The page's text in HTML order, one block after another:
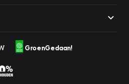
GroenGedaan!